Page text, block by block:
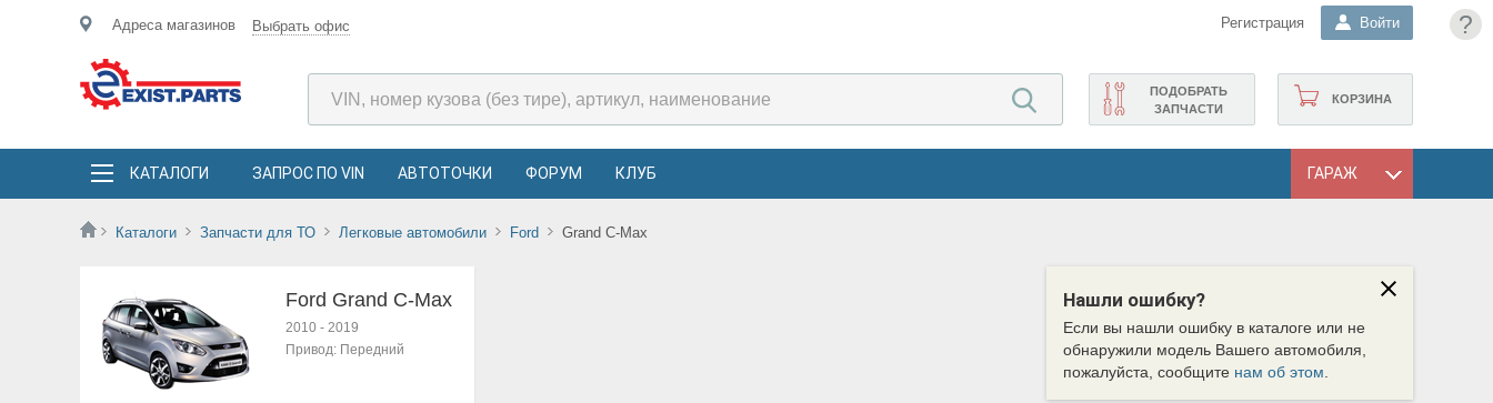
?
Адреса магазинов Выбрать офис Регистрация Войти
КОРЗИНА
ПОДОБРАТЬ
ЗАПЧАСТИ
КАТАЛОГИ ЗАПРОС ПО VIN АВТОТОЧКИ ФОРУМ КЛУБ ГАРАЖ
Каталоги Запчасти для ТО Легковые автомобили Ford Grand C-Max
Нашли ошибку?
Если вы нашли ошибку в каталоге или не
обнаружили модель Вашего автомобиля,
пожалуйста, сообщите нам об этом
Ford Grand C-Max
2010 - 2019
Привод: Передний